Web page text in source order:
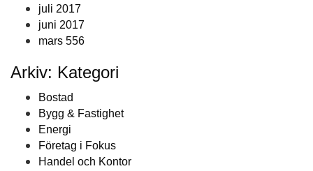
juli 2017
juni 2017
mars 556
Arkiv: Kategori
Bostad
Bygg & Fastighet
Energi
Företag i Fokus
Handel och Kontor